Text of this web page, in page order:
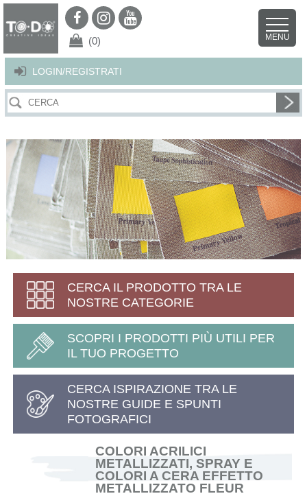
Per offrirti il miglior servizio possibile questo sito utilizza i cookies.
Continuando la navigazione nel sito autorizzi l’uso dei cookies. Per ulteriori
LOGIN/REGISTRATI
(0) MENU
CERCA IL PRODOTTO TRA LE
NOSTRE CATEGORIE
SCOPRI I PRODOTTI PIÙ UTILI PER
IL TUO PROGETTO
CERCA ISPIRAZIONE TRA LE
NOSTRE GUIDE E SPUNTI
FOTOGRAFICI
COLORI ACRILICI
METALLIZZATI, SPRAY E
COLORI A CERA EFFETTO
METALLIZZATO FLEUR